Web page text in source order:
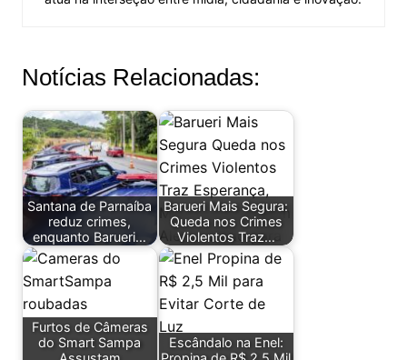
Notícias Relacionadas:
Santana de Parnaíba
reduz crimes,
enquanto Barueri…
Barueri Mais Segura:
Queda nos Crimes
Violentos Traz…
Furtos de Câmeras
do Smart Sampa
Escândalo na Enel: